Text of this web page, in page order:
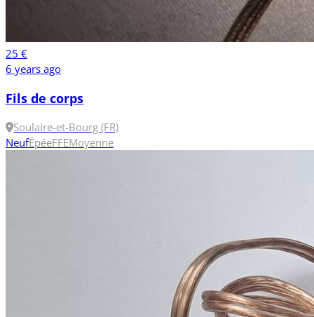
25 €
6 years ago
Fils de corps
Soulaire-et-Bourg (FR)
NeufÉpéeFFEMoyenne